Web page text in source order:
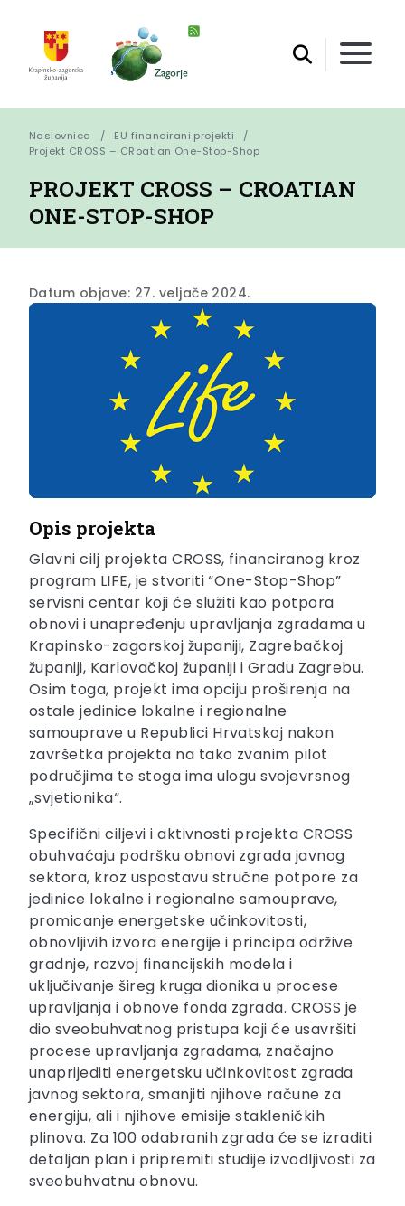
Naslovnica
EU financirani projekti
Projekt CROSS – CRoatian One-Stop-Shop
PROJEKT CROSS – CROATIAN
ONE-STOP-SHOP
Datum objave: 27. veljače 2024.
Opis projekta
Glavni cilj projekta CROSS, financiranog kroz
program LIFE, je stvoriti “One-Stop-Shop”
servisni centar koji će služiti kao potpora
obnovi i unapređenju upravljanja zgradama u
Krapinsko-zagorskoj županiji, Zagrebačkoj
županiji, Karlovačkoj županiji i Gradu Zagrebu.
Osim toga, projekt ima opciju proširenja na
ostale jedinice lokalne i regionalne
samouprave u Republici Hrvatskoj nakon
završetka projekta na tako zvanim pilot
područjima te stoga ima ulogu svojevrsnog
„svjetionika“.
Specifični ciljevi i aktivnosti projekta CROSS
obuhvaćaju podršku obnovi zgrada javnog
sektora, kroz uspostavu stručne potpore za
jedinice lokalne i regionalne samouprave,
promicanje energetske učinkovitosti,
obnovljivih izvora energije i principa održive
gradnje, razvoj financijskih modela i
uključivanje šireg kruga dionika u procese
upravljanja i obnove fonda zgrada. CROSS je
dio sveobuhvatnog pristupa koji će usavršiti
procese upravljanja zgradama, značajno
unaprijediti energetsku učinkovitost zgrada
javnog sektora, smanjiti njihove račune za
energiju, ali i njihove emisije stakleničkih
plinova. Za 100 odabranih zgrada će se izraditi
detaljan plan i pripremiti studije izvodljivosti za
sveobuhvatnu obnovu.